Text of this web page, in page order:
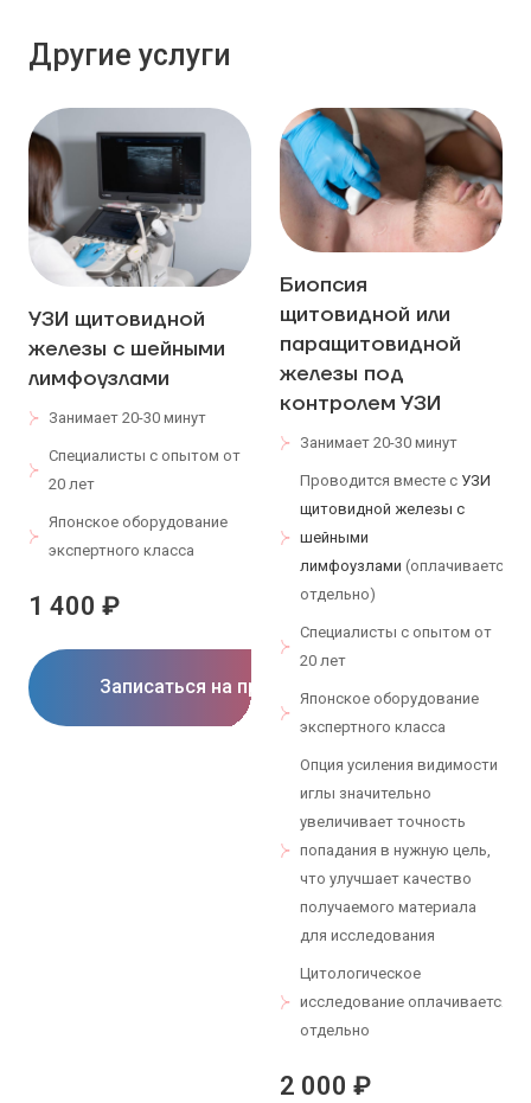
Другие услуги
УЗИ щитовидной
железы с шейными
лимфоузлами
Занимает 20-30 минут
Специалисты с опытом от
20 лет
Японское оборудование
экспертного класса
1 400 ₽
Записаться на прием
Биопсия
щитовидной или
паращитовидной
железы под
контролем УЗИ
Занимает 20-30 минут
Проводится вместе с УЗИ
щитовидной железы с
шейными
лимфоузлами (оплачивается
отдельно)
Специалисты с опытом от
20 лет
Японское оборудование
экспертного класса
Опция усиления видимости
иглы значительно
увеличивает точность
попадания в нужную цель,
что улучшает качество
получаемого материала
для исследования
Цитологическое
исследование оплачивается
отдельно
2 000 ₽